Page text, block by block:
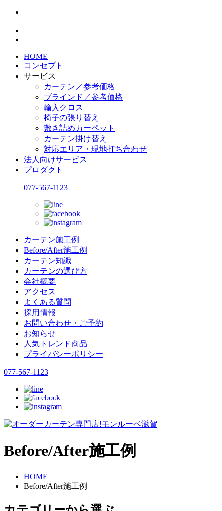
HOME
コンセプト
サービス
カーテン／参考価格
ブラインド／参考価格
輸入クロス
椅子の張り替え
敷き詰めカーペット
カーテン掛け替え
対応エリア・現地打ち合わせ
法人向けサービス
プロダクト
077-567-1123
カーテン施工例
Before/After施工例
カーテン知識
カーテンの選び方
会社概要
アクセス
よくある質問
採用情報
お問い合わせ・ご予約
お知らせ
人気トレンド商品
プライバシーポリシー
077-567-1123
Before/After施工例
HOME
Before/After施工例